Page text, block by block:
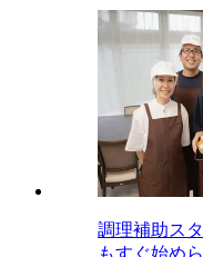
調理補助ス